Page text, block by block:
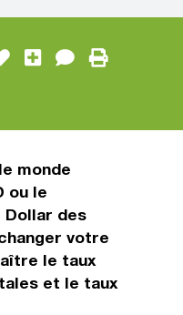
monde
ou le
Dollar des
votre
le taux
et le taux